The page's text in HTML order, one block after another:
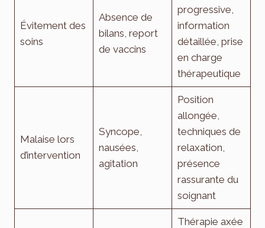
Évitement des
soins
Absence de
bilans, report
de vaccins
progressive,
information
détaillée, prise
en charge
thérapeutique
Malaise lors
d’intervention
Syncope,
nausées,
agitation
Position
allongée,
techniques de
relaxation,
présence
rassurante du
soignant
Thérapie axée